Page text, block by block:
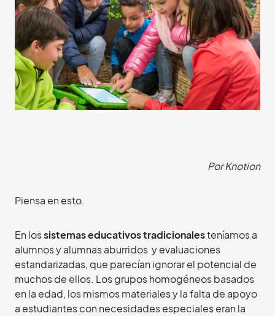
Por Knotion
Piensa en esto.
En lossistemas educativos tradicionalesteníamos a
alumnos y alumnas aburridos y evaluaciones
estandarizadas, que parecían ignorar el potencial de
muchos de ellos. Los grupos homogéneos basados
en la edad, los mismos materiales y la falta de apoyo
a estudiantes con necesidades especiales eran la